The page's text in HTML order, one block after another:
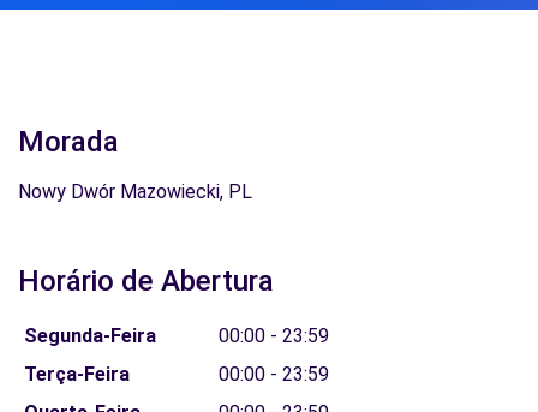
Morada
Nowy Dwór Mazowiecki, PL
Horário de Abertura
Segunda-Feira
00:00 - 23:59
Terça-Feira
00:00 - 23:59